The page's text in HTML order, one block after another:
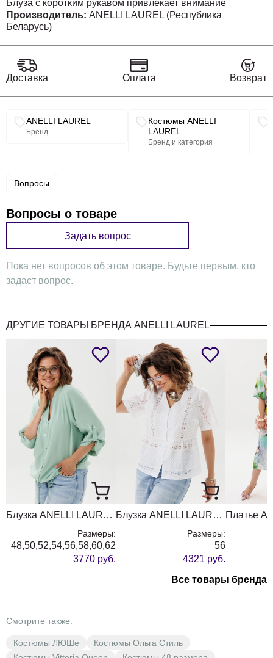
Блуза с коротким рукавом привлекает внимание
асимметричным низом, который добавляет образу
современности и лёгкой динамики. Свободный силуэт
на удобной резинке с карманами делают костюм
особенно комфортным для повседневной жизни - они
свободно в течение всего дня.
Костюм от Анелли легко адаптируется под ваше
новые комбинации. Он одинаково гармонично смотрится
кедами - для расслабленного и современного
настроения.
Этот костюм - про лёгкость, естественную женственность
и уверенность в каждом движении.
Замеры (+-1 см):
Размер 50:
Рубашка: ОГ-120; ОБ-120; ОП-46; ДИ-71; ДР с плечом -
Брюки: ОТ-98; ОБ-112; ДИ-106; ширина по низу - 64;
Размер 52:
Рубашка: ОГ-124; ОБ-124; ОП-48; ДИ-72; ДР с плечом -
31;
Брюки: ОТ-102; ОБ-116; ДИ-109; ширина по низу - 66;
Размер 54:
Производитель: ANELLI LAUREL (Республика
Беларусь)
Доставка Оплата Возврат
Связанные разделы каталога
ANELLI LAUREL
Бренд
Костюмы ANELLI
LAUREL
Бренд и категория
Вопросы
Вопросы о товаре
Задать вопрос
Пока нет вопросов об этом товаре. Будьте первым, кто
задаст вопрос.
ДРУГИЕ ТОВАРЫ БРЕНДА ANELLI LAUREL
Блузка ANELLI LAUREL 1861 мятный лепесток
Размеры:
48,50,52,54,56,58,60,62
3770 руб.
Блузка ANELLI LAUREL 1885 вау ришелье
Размеры:
56
4321 руб.
Все товары бренда
Смотрите также:
Костюмы ЛЮШе
Костюмы Ольга Стиль